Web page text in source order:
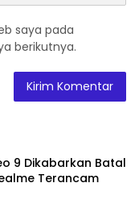
saya pada
berikutnya.
9 Dikabarkan Batal
Terancam